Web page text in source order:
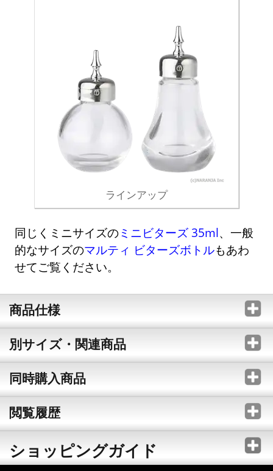
ラインアップ
同じくミニサイズのミニビターズ 35ml、一般
的なサイズのマルティ ビターズボトルもあわ
せてご覧ください。
商品仕様
別サイズ・関連商品
同時購入商品
閲覧履歴
ショッピングガイド